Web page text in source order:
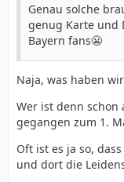
Genau solche
genug Karte und
Bayern fans😬
Naja, was haben
Wer ist denn schon
gegangen zum 1.
Oft ist es ja so,
und dort die